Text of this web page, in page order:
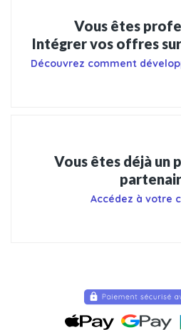
Vous êtes
Intégrer vos offres
Découvrez comment
Vous êtes déjà un
Accédez à votre